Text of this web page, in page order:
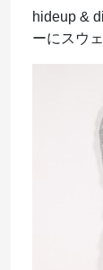
hideup &
ーにスウ